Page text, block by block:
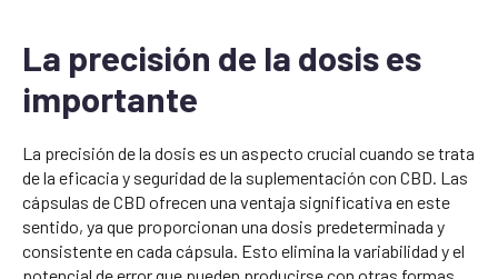
La precisión de la dosis es
importante
La precisión de la dosis es un aspecto crucial cuando se trata
de la eficacia y seguridad de la suplementación con CBD. Las
cápsulas de CBD ofrecen una ventaja significativa en este
sentido, ya que proporcionan una dosis predeterminada y
consistente en cada cápsula. Esto elimina la variabilidad y el